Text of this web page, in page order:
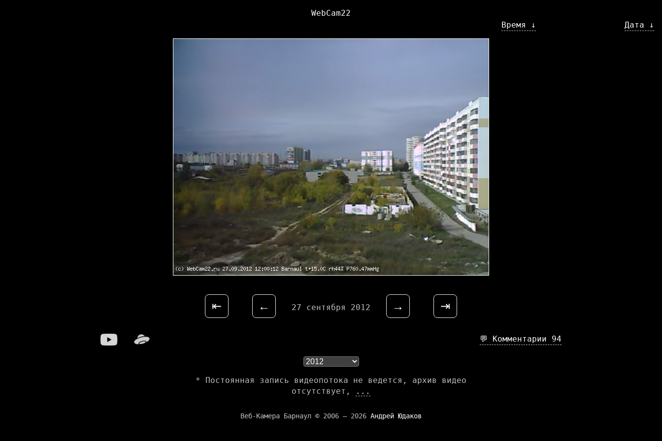
Дата ↓
Время ↓
WebCam22
⇤ ← 27 сентября 2012 → ⇥
💬 Комментарии 94
* Постоянная запись видеопотока не ведется, архив видео
отсутствует,
...
Веб-Камера Барнаул © 2006 — 2026 Андрей Юдаков